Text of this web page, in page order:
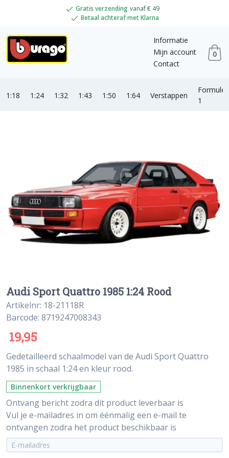
Gratis verzending vanaf € 49
Betaal achteraf met Klarna
Informatie
Mijn account
Contact
0
1:18 1:24 1:32 1:43 1:50 1:64 Verstappen
Formule
1
Audi Sport Quattro 1985 1:24 Rood
Artikelnr: 18-21118R
Barcode: 8719247008343
19,95
Gedetailleerd schaalmodel van de Audi Sport Quattro
1985 in schaal 1:24 en kleur rood.
Binnenkort verkrijgbaar
Ontvang bericht zodra dit product leverbaar is
Vul je e-mailadres in om éénmalig een e-mail te
ontvangen zodra het product beschikbaar is